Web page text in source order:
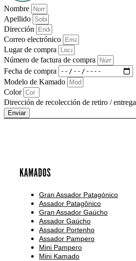
Nombre
Apellido
Dirección
Correo electrónico
Lugar de compra
Número de factura de compra
Fecha de compra
Modelo de Kamado
Color
Dirección de recolección de retiro / entrega
Enviar
KAMADOS
Gran Assador Patagónico
Assador Patagônico
Gran Assador Gaúcho
Assador Gaúcho
Assador Portenho
Assador Pampero
Mini Pampero
Mini Kamado